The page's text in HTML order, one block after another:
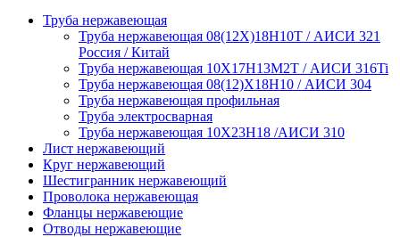
Труба нержавеющая
Труба нержавеющая 08(12Х)18Н10Т / АИСИ 321
Россия / Китай
Труба нержавеющая 10Х17Н13М2Т / АИСИ 316Ti
Труба нержавеющая 08(12)Х18Н10 / АИСИ 304
Труба нержавеющая профильная
Труба электросварная
Труба нержавеющая 10Х23Н18 /АИСИ 310
Лист нержавеющий
Круг нержавеющий
Шестигранник нержавеющий
Проволока нержавеющая
Фланцы нержавеющие
Отводы нержавеющие